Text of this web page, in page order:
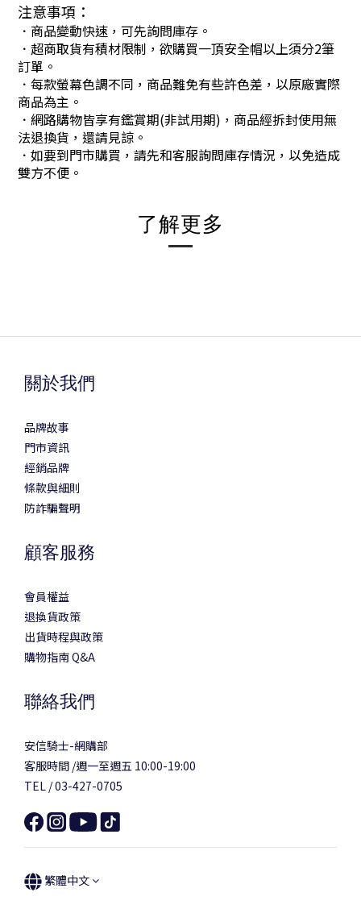
注意事項：
．商品變動快速，可先詢問庫存。
．超商取貨有積材限制，欲購買一頂安全帽以上須分2筆
訂單。
．每款螢幕色調不同，商品難免有些許色差，以原廠實際
商品為主。
．網路購物皆享有鑑賞期(非試用期)，商品經拆封使用無
法退換貨，還請見諒。
．如要到門市購買，請先和客服詢問庫存情況，以免造成
雙方不便。
了解更多
關於我們
品牌故事
門市資訊
經銷品牌
條款與細則
防詐騙聲明
顧客服務
會員權益
退換貨政策
出貨時程與政策
購物指南 Q&A
聯絡我們
安信騎士-網購部
客服時間 /週一至週五 10:00-19:00
TEL / 03-427-0705
繁體中文